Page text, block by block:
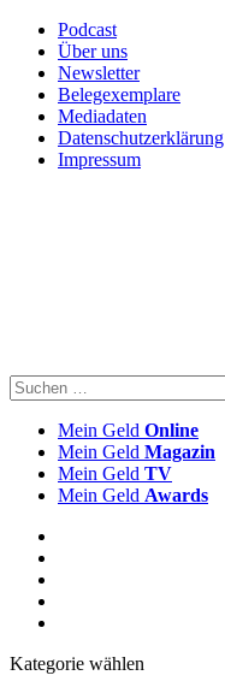
Podcast
Über uns
Newsletter
Belegexemplare
Mediadaten
Datenschutzerklärung
Impressum
Mein Geld Online
Mein Geld Magazin
Mein Geld TV
Mein Geld Awards
Kategorie wählen